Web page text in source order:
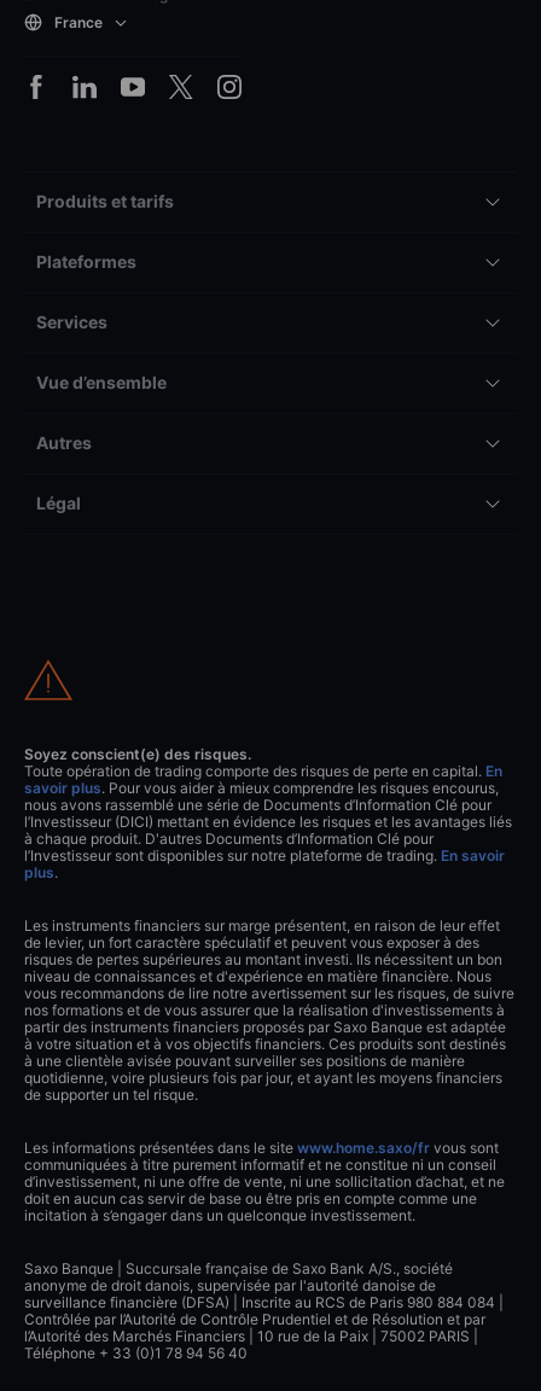
France
Produits et tarifs
Plateformes
Services
Vue d’ensemble
Autres
Légal
Soyez conscient(e) des risques.
Toute opération de trading comporte des risques de perte en capital. En
savoir plus. Pour vous aider à mieux comprendre les risques encourus,
nous avons rassemblé une série de Documents d’Information Clé pour
l’Investisseur (DICI) mettant en évidence les risques et les avantages liés
à chaque produit. D'autres Documents d’Information Clé pour
l’Investisseur sont disponibles sur notre plateforme de trading. En savoir
plus.
Les instruments financiers sur marge présentent, en raison de leur effet
de levier, un fort caractère spéculatif et peuvent vous exposer à des
risques de pertes supérieures au montant investi. Ils nécessitent un bon
niveau de connaissances et d'expérience en matière financière. Nous
vous recommandons de lire notre avertissement sur les risques, de suivre
nos formations et de vous assurer que la réalisation d'investissements à
partir des instruments financiers proposés par Saxo Banque est adaptée
à votre situation et à vos objectifs financiers. Ces produits sont destinés
à une clientèle avisée pouvant surveiller ses positions de manière
quotidienne, voire plusieurs fois par jour, et ayant les moyens financiers
de supporter un tel risque.
Les informations présentées dans le site www.home.saxo/fr vous sont
communiquées à titre purement informatif et ne constitue ni un conseil
d’investissement, ni une offre de vente, ni une sollicitation d’achat, et ne
doit en aucun cas servir de base ou être pris en compte comme une
incitation à s’engager dans un quelconque investissement.
Saxo Banque | Succursale française de Saxo Bank A/S., société
anonyme de droit danois, supervisée par l'autorité danoise de
surveillance financière (DFSA) | Inscrite au RCS de Paris 980 884 084 |
Contrôlée par l’Autorité de Contrôle Prudentiel et de Résolution et par
l’Autorité des Marchés Financiers | 10 rue de la Paix | 75002 PARIS |
Téléphone + 33 (0)1 78 94 56 40